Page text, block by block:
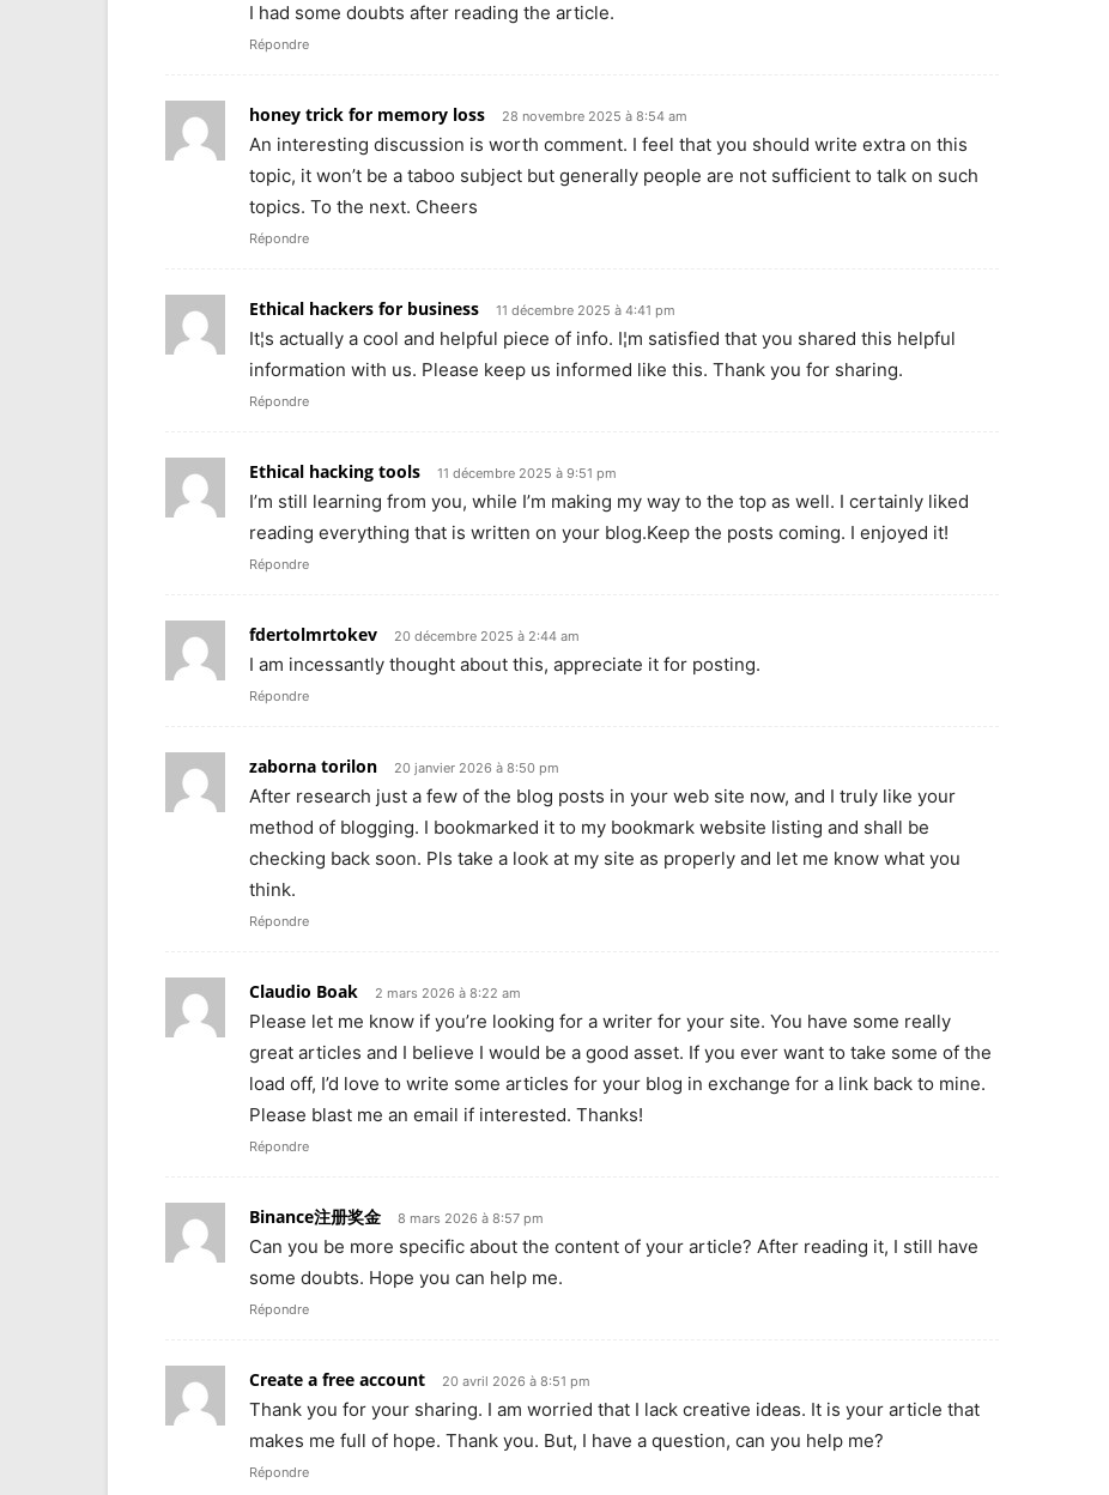
I had some doubts after reading the article.
Répondre
honey trick for memory loss 28 novembre 2025 à 8:54 am
An interesting discussion is worth comment. I feel that you should write extra on this
topic, it won’t be a taboo subject but generally people are not sufficient to talk on such
topics. To the next. Cheers
Répondre
Ethical hackers for business 11 décembre 2025 à 4:41 pm
It¦s actually a cool and helpful piece of info. I¦m satisfied that you shared this helpful
information with us. Please keep us informed like this. Thank you for sharing.
Répondre
Ethical hacking tools 11 décembre 2025 à 9:51 pm
I’m still learning from you, while I’m making my way to the top as well. I certainly liked
reading everything that is written on your blog.Keep the posts coming. I enjoyed it!
Répondre
fdertolmrtokev 20 décembre 2025 à 2:44 am
I am incessantly thought about this, appreciate it for posting.
Répondre
zaborna torilon 20 janvier 2026 à 8:50 pm
After research just a few of the blog posts in your web site now, and I truly like your
method of blogging. I bookmarked it to my bookmark website listing and shall be
checking back soon. Pls take a look at my site as properly and let me know what you
think.
Répondre
Claudio Boak 2 mars 2026 à 8:22 am
Please let me know if you’re looking for a writer for your site. You have some really
great articles and I believe I would be a good asset. If you ever want to take some of the
load off, I’d love to write some articles for your blog in exchange for a link back to mine.
Please blast me an email if interested. Thanks!
Répondre
Binance注册奖金 8 mars 2026 à 8:57 pm
Can you be more specific about the content of your article? After reading it, I still have
some doubts. Hope you can help me.
Répondre
Create a free account 20 avril 2026 à 8:51 pm
Thank you for your sharing. I am worried that I lack creative ideas. It is your article that
makes me full of hope. Thank you. But, I have a question, can you help me?
Répondre